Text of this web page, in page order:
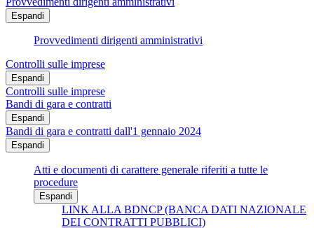
Espandi
Provvedimenti dirigenti amministrativi
Controlli sulle imprese
Espandi
Controlli sulle imprese
Bandi di gara e contratti
Espandi
Bandi di gara e contratti dall'1 gennaio 2024
Espandi
Atti e documenti di carattere generale riferiti a tutte le
procedure
Espandi
LINK ALLA BDNCP (BANCA DATI NAZIONALE
DEI CONTRATTI PUBBLICI)